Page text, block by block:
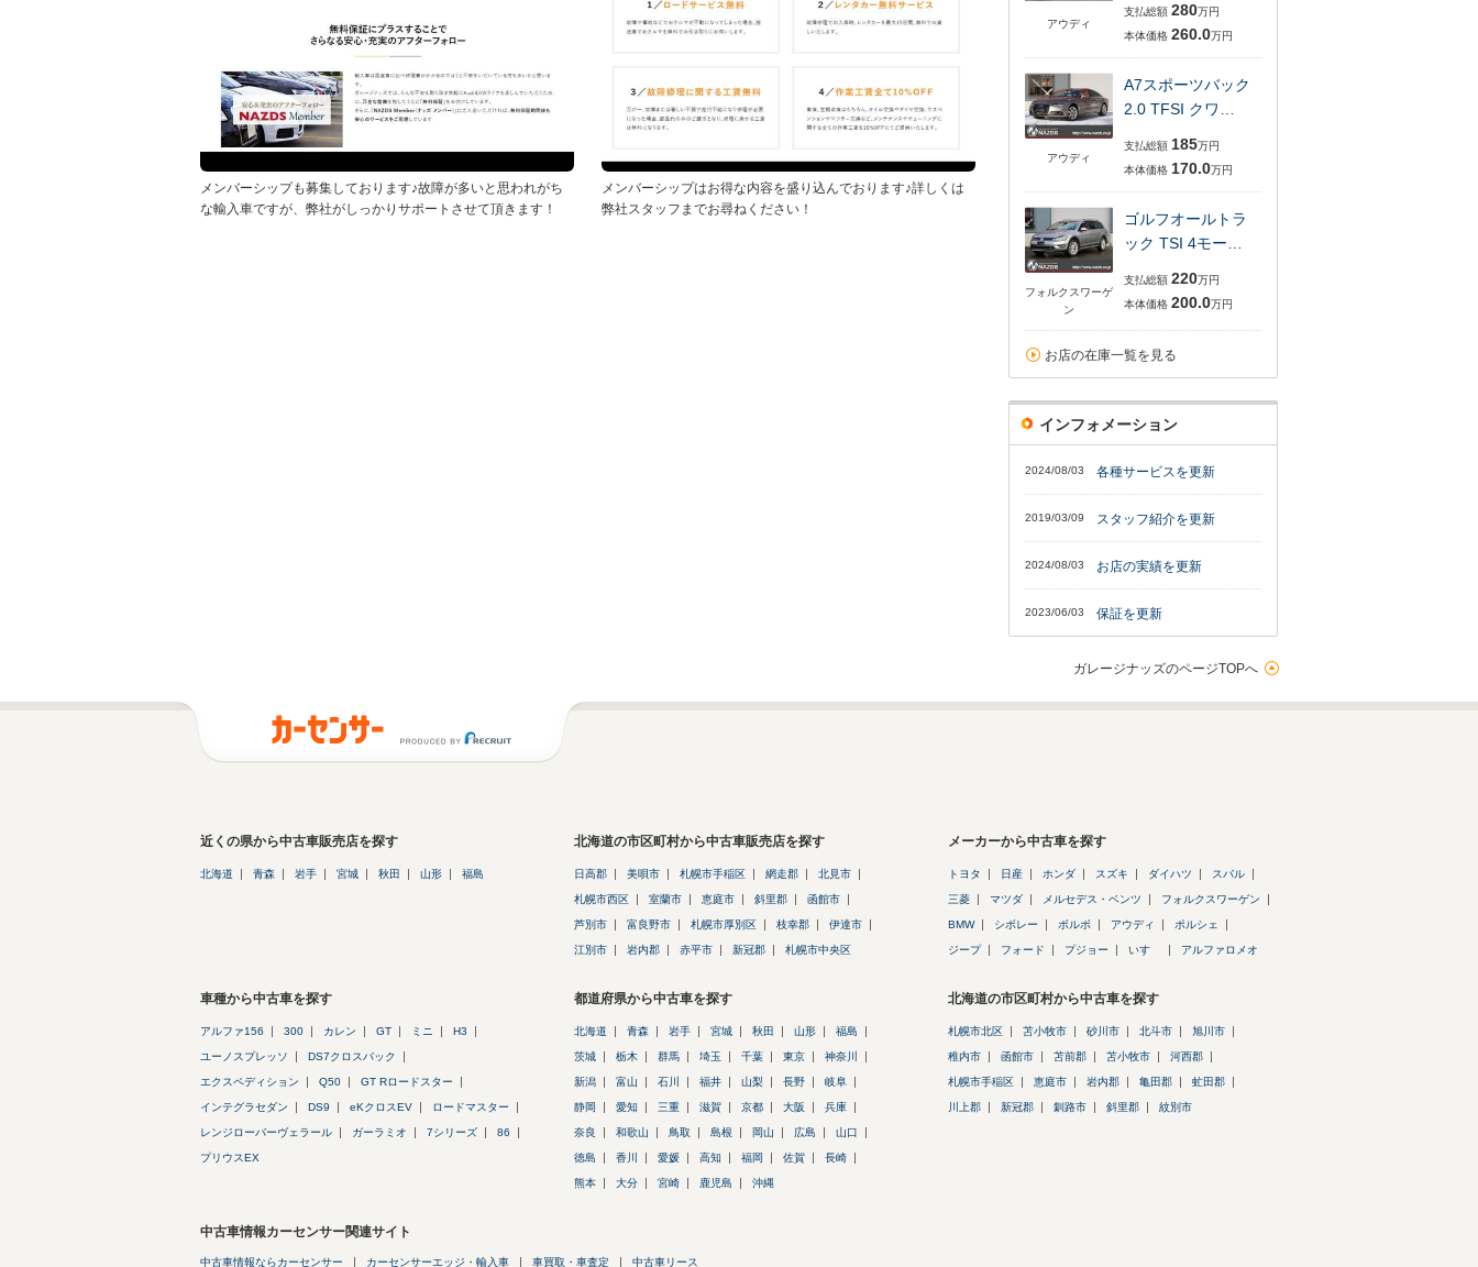
メンバーシップも募集しております♪故障が多いと思われがち
な輸入車ですが、弊社がしっかりサポートさせて頂きます！
メンバーシップはお得な内容を盛り込んでおります♪詳しくは
弊社スタッフまでお尋ねください！
アウディ
支払総額 280万円
本体価格 260.0万円
アウディ
A7スポーツバック
2.0 TFSI クワ…
支払総額 185万円
本体価格 170.0万円
フォルクスワーゲ
ン
ゴルフオールトラ
ック TSI 4モー…
支払総額 220万円
本体価格 200.0万円
お店の在庫一覧を見る
インフォメーション
2024/08/03 各種サービスを更新
2019/03/09 スタッフ紹介を更新
2024/08/03 お店の実績を更新
2023/06/03 保証を更新
ガレージナッズのページTOPへ
近くの県から中古車販売店を探す
北海道 青森 岩手 宮城 秋田 山形 福島
北海道の市区町村から中古車販売店を探す
日高郡 美唄市 札幌市手稲区 網走郡 北見市
札幌市西区 室蘭市 恵庭市 斜里郡 函館市
芦別市 富良野市 札幌市厚別区 枝幸郡 伊達市
江別市 岩内郡 赤平市 新冠郡 札幌市中央区
メーカーから中古車を探す
トヨタ 日産 ホンダ スズキ ダイハツ スバル
三菱 マツダ メルセデス・ベンツ フォルクスワーゲン
BMW シボレー ボルボ アウディ ポルシェ
ジープ フォード プジョー いすゞ アルファロメオ
車種から中古車を探す
アルファ156 300 カレン GT ミニ H3
ユーノスプレッソ DS7クロスバック
エクスペディション Q50 GT Rロードスター
インテグラセダン DS9 eKクロスEV ロードマスター
レンジローバーヴェラール ガーラミオ 7シリーズ 86
プリウスEX
都道府県から中古車を探す
北海道 青森 岩手 宮城 秋田 山形 福島
茨城 栃木 群馬 埼玉 千葉 東京 神奈川
新潟 富山 石川 福井 山梨 長野 岐阜
静岡 愛知 三重 滋賀 京都 大阪 兵庫
奈良 和歌山 鳥取 島根 岡山 広島 山口
徳島 香川 愛媛 高知 福岡 佐賀 長崎
熊本 大分 宮崎 鹿児島 沖縄
北海道の市区町村から中古車を探す
札幌市北区 苫小牧市 砂川市 北斗市 旭川市
稚内市 函館市 苫前郡 苫小牧市 河西郡
札幌市手稲区 恵庭市 岩内郡 亀田郡 虻田郡
川上郡 新冠郡 釧路市 斜里郡 紋別市
中古車情報カーセンサー関連サイト
中古車情報ならカーセンサー カーセンサーエッジ・輸入車 車買取・車査定 中古車リース